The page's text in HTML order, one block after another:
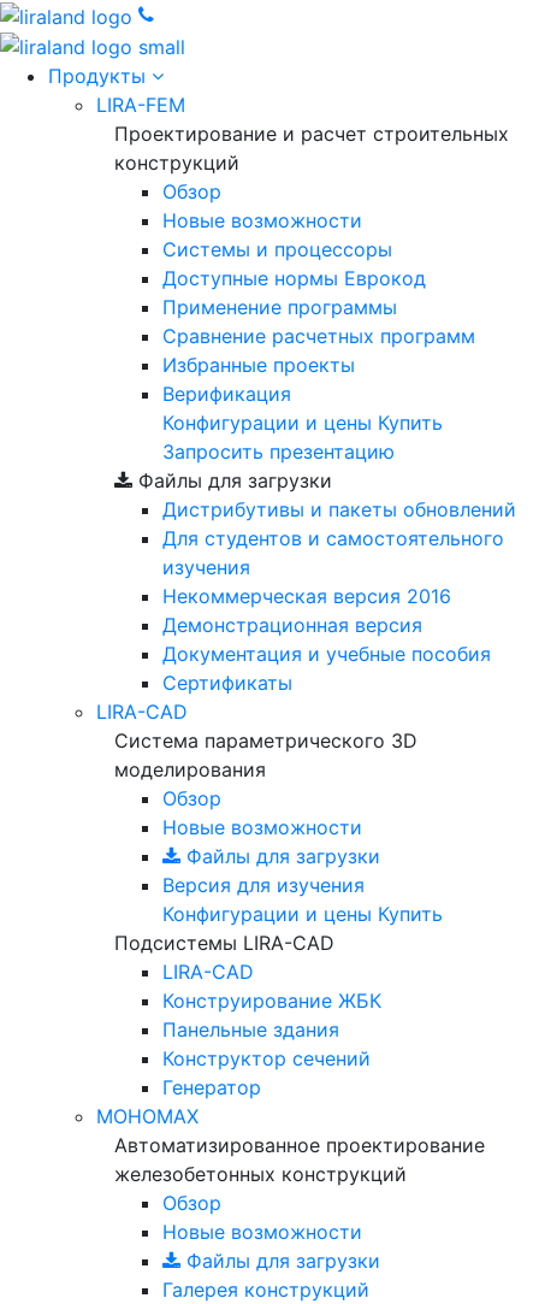
Продукты
LIRA-FEM
Проектирование и расчет строительных
конструкций
Обзор
Новые возможности
Cистемы и процессоры
Доступные нормы Еврокод
Применение программы
Сравнение расчетных программ
Избранные проекты
Верификация
Конфигурации и цены Купить
Запросить презентацию
Файлы для загрузки
Дистрибутивы и пакеты обновлений
Для студентов и самостоятельного
изучения
Некоммерческая версия 2016
Демонстрационная версия
Документация и учебные пособия
Сертификаты
LIRA-CAD
Система параметрического 3D
моделирования
Обзор
Новые возможности
Файлы для загрузки
Версия для изучения
Конфигурации и цены Купить
Подсистемы LIRA-CAD
LIRA-CAD
Конструирование ЖБК
Панельные здания
Конструктор сечений
Генератор
МОНОМАХ
Автоматизированное проектирование
железобетонных конструкций
Обзор
Новые возможности
Файлы для загрузки
Галерея конструкций